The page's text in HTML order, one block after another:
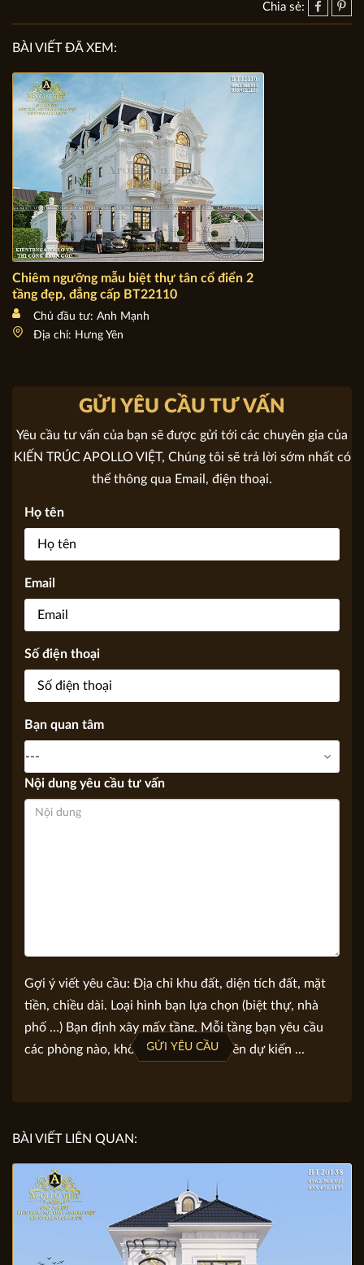
Chia sẻ:
BÀI VIẾT ĐÃ XEM:
Chiêm ngưỡng mẫu biệt thự tân cổ điển 2 tầng đẹp, đẳng
Địa chỉ: Hưng Yên
GỬI YÊU CẦU TƯ VẤN
KIẾN TRÚC APOLLO VIỆT, Chúng tôi sẽ trả lời sớm nhất có
Họ tên
Email
Số điện thoại
Bạn quan tâm
Gợi ý viết yêu cầu: Địa chỉ khu đất, diện tích đất, mặt
BÀI VIẾT LIÊN QUAN: